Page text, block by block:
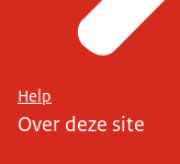
Help
Over deze site